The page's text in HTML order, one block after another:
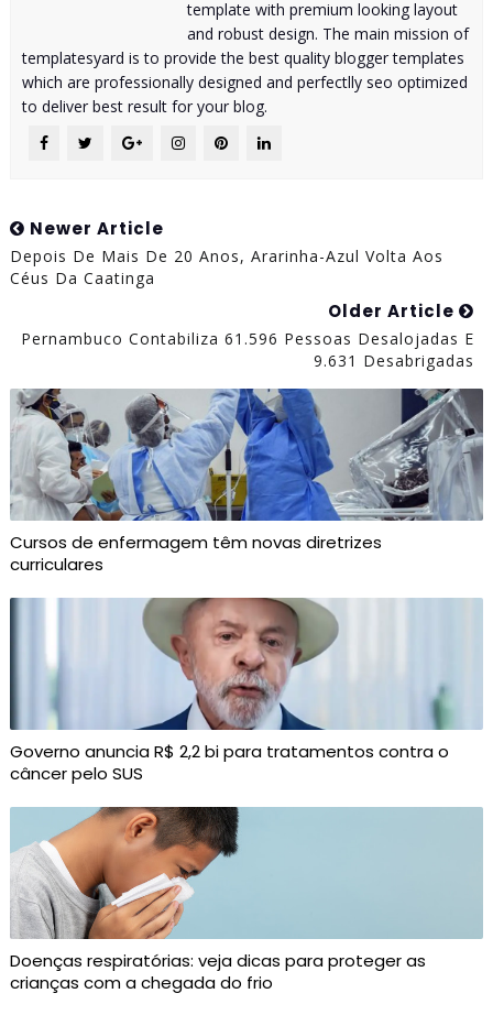
template with premium looking layout
and robust design. The main mission of
templatesyard is to provide the best quality blogger templates
which are professionally designed and perfectlly seo optimized
to deliver best result for your blog.
Newer Article
Depois De Mais De 20 Anos, Ararinha-Azul Volta Aos
Céus Da Caatinga
Older Article
Pernambuco Contabiliza 61.596 Pessoas Desalojadas E
9.631 Desabrigadas
Cursos de enfermagem têm novas diretrizes
curriculares
Governo anuncia R$ 2,2 bi para tratamentos contra o
câncer pelo SUS
Doenças respiratórias: veja dicas para proteger as
crianças com a chegada do frio